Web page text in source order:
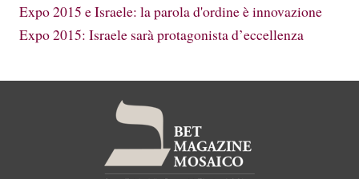
Expo 2015 e Israele: la parola d'ordine è innovazione
Expo 2015: Israele sarà protagonista d’eccellenza